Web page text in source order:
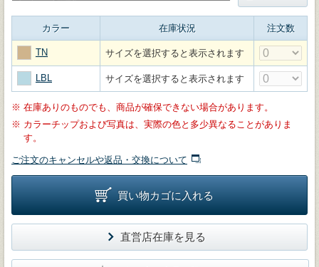
カラー 在庫状況 注文数
TN サイズを選択すると表示されます
LBL サイズを選択すると表示されます
※ 在庫ありのものでも、商品が確保できない場合があります。
※ カラーチップおよび写真は、実際の色と多少異なることがありま
す。
ご注文のキャンセルや返品・交換について
買い物カゴに入れる
直営店在庫を見る